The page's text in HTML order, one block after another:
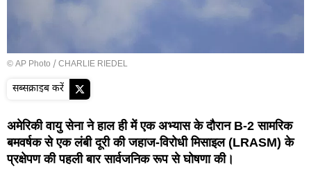
© AP Photo / CHARLIE RIEDEL
सब्सक्राइब करें
अमेरिकी वायु सेना ने हाल ही में एक अभ्यास के दौरान B-2 सामरिक
बमवर्षक से एक लंबी दूरी की जहाज-विरोधी मिसाइल (LRASM) के
प्रक्षेपण की पहली बार सार्वजनिक रूप से घोषणा की।